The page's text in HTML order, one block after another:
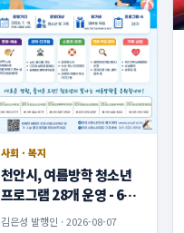
사회 · 복지
천안시, 여름방학 청소년
프로그램 28개 운영 - 6개
시설서 디지털·체험·안전
김은성 발행인 · 2026-08-07